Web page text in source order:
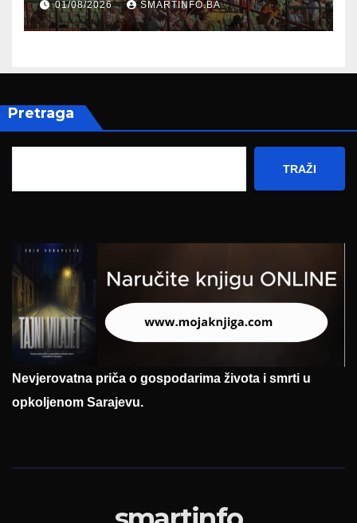
01/08/2026 SMARTINFO.BA
Pretraga
TRAŽI
Nevjerovatna priča o gospodarima života i smrti u
opkoljenom Sarajevu.